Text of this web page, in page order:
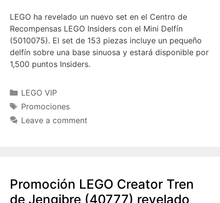
LEGO ha revelado un nuevo set en el Centro de
Recompensas LEGO Insiders con el Mini Delfín
(5010075). El set de 153 piezas incluye un pequeño
delfín sobre una base sinuosa y estará disponible por
1,500 puntos Insiders.
Categories
LEGO VIP
Tags
Promociones
Leave a comment
Promoción LEGO Creator Tren
de Jengibre (40777) revelado